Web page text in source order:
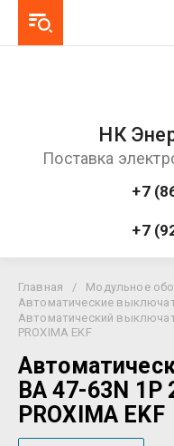
НК
Поставка
+7
+7
Главная / Модульное
Автоматические
Автоматический
PROXIMA EKF
ВА 47-63N 1P
PROXIMA EKF